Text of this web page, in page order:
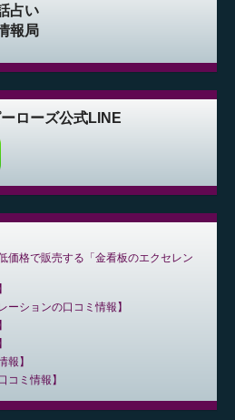
占い
報局
ローズ公式LINE
価格で販売する「金看板のエクセレン
ーションの口コミ情報
報
コミ情報